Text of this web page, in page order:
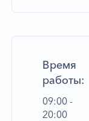
Время
работы:
09:00 -
20:00